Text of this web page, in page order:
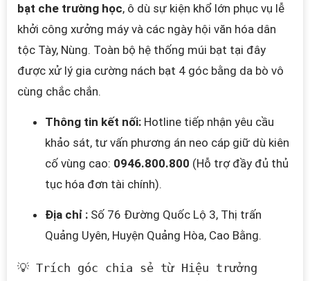
bạt che trường học, ô dù sự kiện khổ lớn phục vụ lễ
khởi công xưởng máy và các ngày hội văn hóa dân
tộc Tày, Nùng. Toàn bộ hệ thống múi bạt tại đây
được xử lý gia cường nách bạt 4 góc bằng da bò vô
cùng chắc chắn.
Thông tin kết nối: Hotline tiếp nhận yêu cầu
khảo sát, tư vấn phương án neo cáp giữ dù kiên
cố vùng cao: 0946.800.800 (Hỗ trợ đầy đủ thủ
tục hóa đơn tài chính).
Địa chỉ : Số 76 Đường Quốc Lộ 3, Thị trấn
Quảng Uyên, Huyện Quảng Hòa, Cao Bằng.
💡 Trích góc chia sẻ từ Hiệu trưởng